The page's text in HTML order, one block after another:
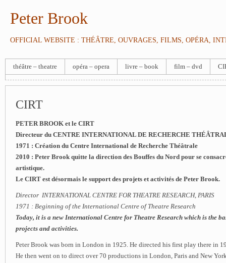
Peter Brook
OFFICIAL WEBSITE : THÉÂTRE, OUVRAGES, FILMS, OPÉRA,
théâtre – theatre opéra – opera livre – book film – dvd
CIRT
PETER BROOK et le CIRT
Directeur du CENTRE INTERNATIONAL DE RECHERCHE
1971 : Création du Centre International de Recherche Théâtrale
2010 : Peter Brook quitte la direction des Bouffes du Nord pour se
artistique.
Le CIRT est désormais le support des projets et activités de Peter Brook.
Director INTERNATIONAL CENTRE FOR THEATRE RESEARCH, PARIS
1971 : Beginning of the International Centre of Theatre Research
Today, it is a new International Centre for Theatre Research which is the
projects and activities.
Peter Brook was born in London in 1925. He directed his first play there in
He then went on to direct over 70 productions in London, Paris and New